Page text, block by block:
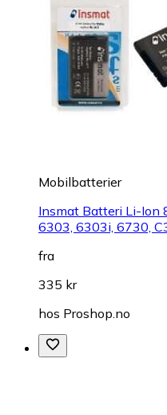
Mobilbatterier
Insmat Batteri Li-Ion
6303, 6303i, 6730,
fra
335 kr
hos Proshop.no